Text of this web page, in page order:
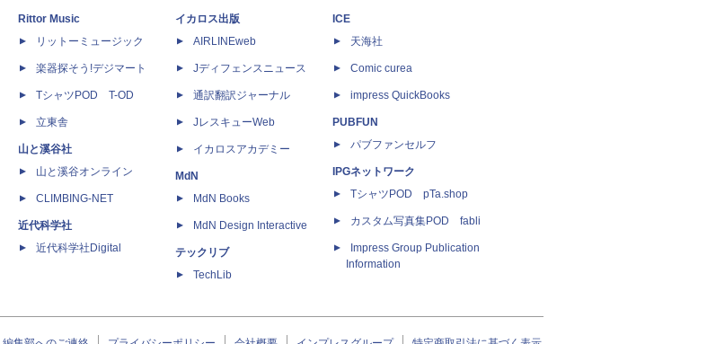
Rittor Music
リットーミュージック
楽器探そう!デジマート
TシャツPOD T-OD
立東舎
山と溪谷社
山と溪谷オンライン
CLIMBING-NET
近代科学社
近代科学社Digital
イカロス出版
AIRLINEweb
Jディフェンスニュース
通訳翻訳ジャーナル
JレスキューWeb
イカロスアカデミー
MdN
MdN Books
MdN Design Interactive
テックリブ
TechLib
ICE
天海社
Comic curea
impress QuickBooks
PUBFUN
パブファンセルフ
IPGネットワーク
TシャツPOD pTa.shop
カスタム写真集POD fabli
Impress Group Publication
Information